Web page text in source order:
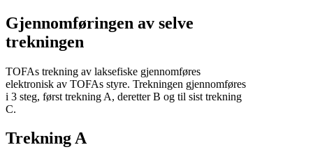
Gjennomføringen av selve
trekningen
TOFAs trekning av laksefiske gjennomføres
elektronisk av TOFAs styre. Trekningen gjennomføres
i 3 steg, først trekning A, deretter B og til sist trekning
C.
Trekning A